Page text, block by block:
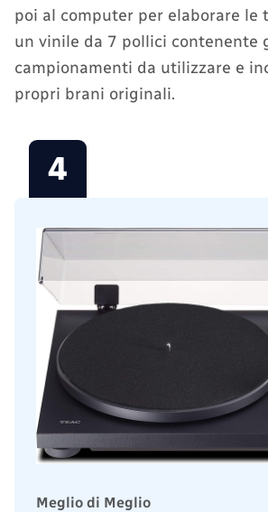
poi al computer per elaborare le
un vinile da 7 pollici contenente
campionamenti da utilizzare e
propri brani originali.
4
Meglio di Meglio